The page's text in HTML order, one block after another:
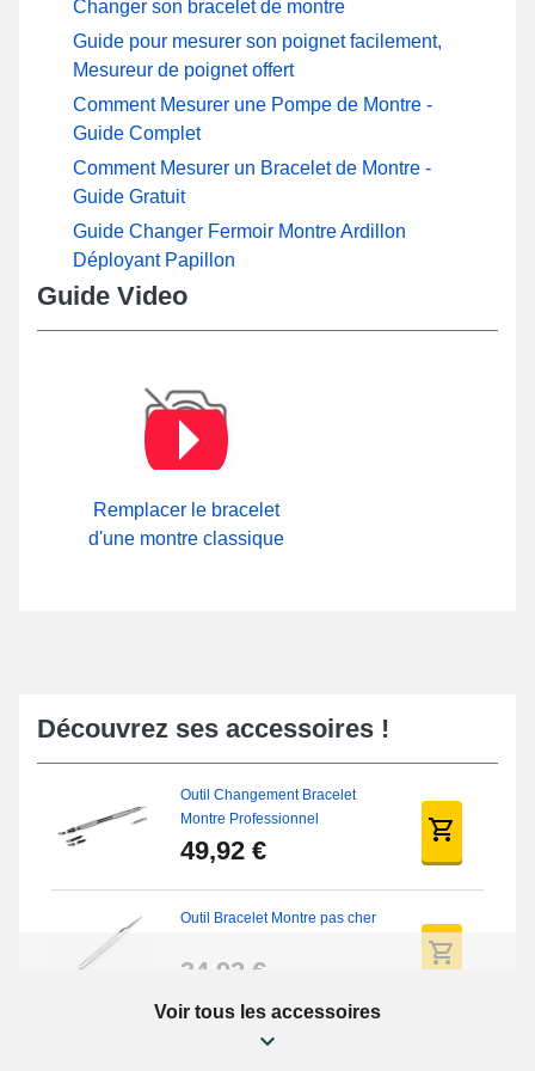
Changer son bracelet de montre
Guide pour mesurer son poignet facilement,
Mesureur de poignet offert
Comment Mesurer une Pompe de Montre -
Guide Complet
Comment Mesurer un Bracelet de Montre -
Guide Gratuit
Guide Changer Fermoir Montre Ardillon
Déployant Papillon
Guide Video
Remplacer le bracelet
d'une montre classique
Découvrez ses accessoires !
Outil Changement Bracelet
Montre Professionnel
49,92 €
Outil Bracelet Montre pas cher
34,92 €
Kit Réparation Montre Débutant
Voir tous les accessoires